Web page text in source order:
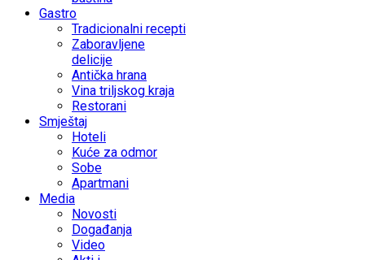
Gastro
Tradicionalni recepti
Zaboravljene
delicije
Antička hrana
Vina triljskog kraja
Restorani
Smještaj
Hoteli
Kuće za odmor
Sobe
Apartmani
Media
Novosti
Događanja
Video